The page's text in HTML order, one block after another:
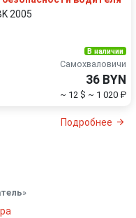
2005
В наличии
Самохваловичи
36 BYN
~ 12 $ ~ 1 020 ₽
Подробнее
»